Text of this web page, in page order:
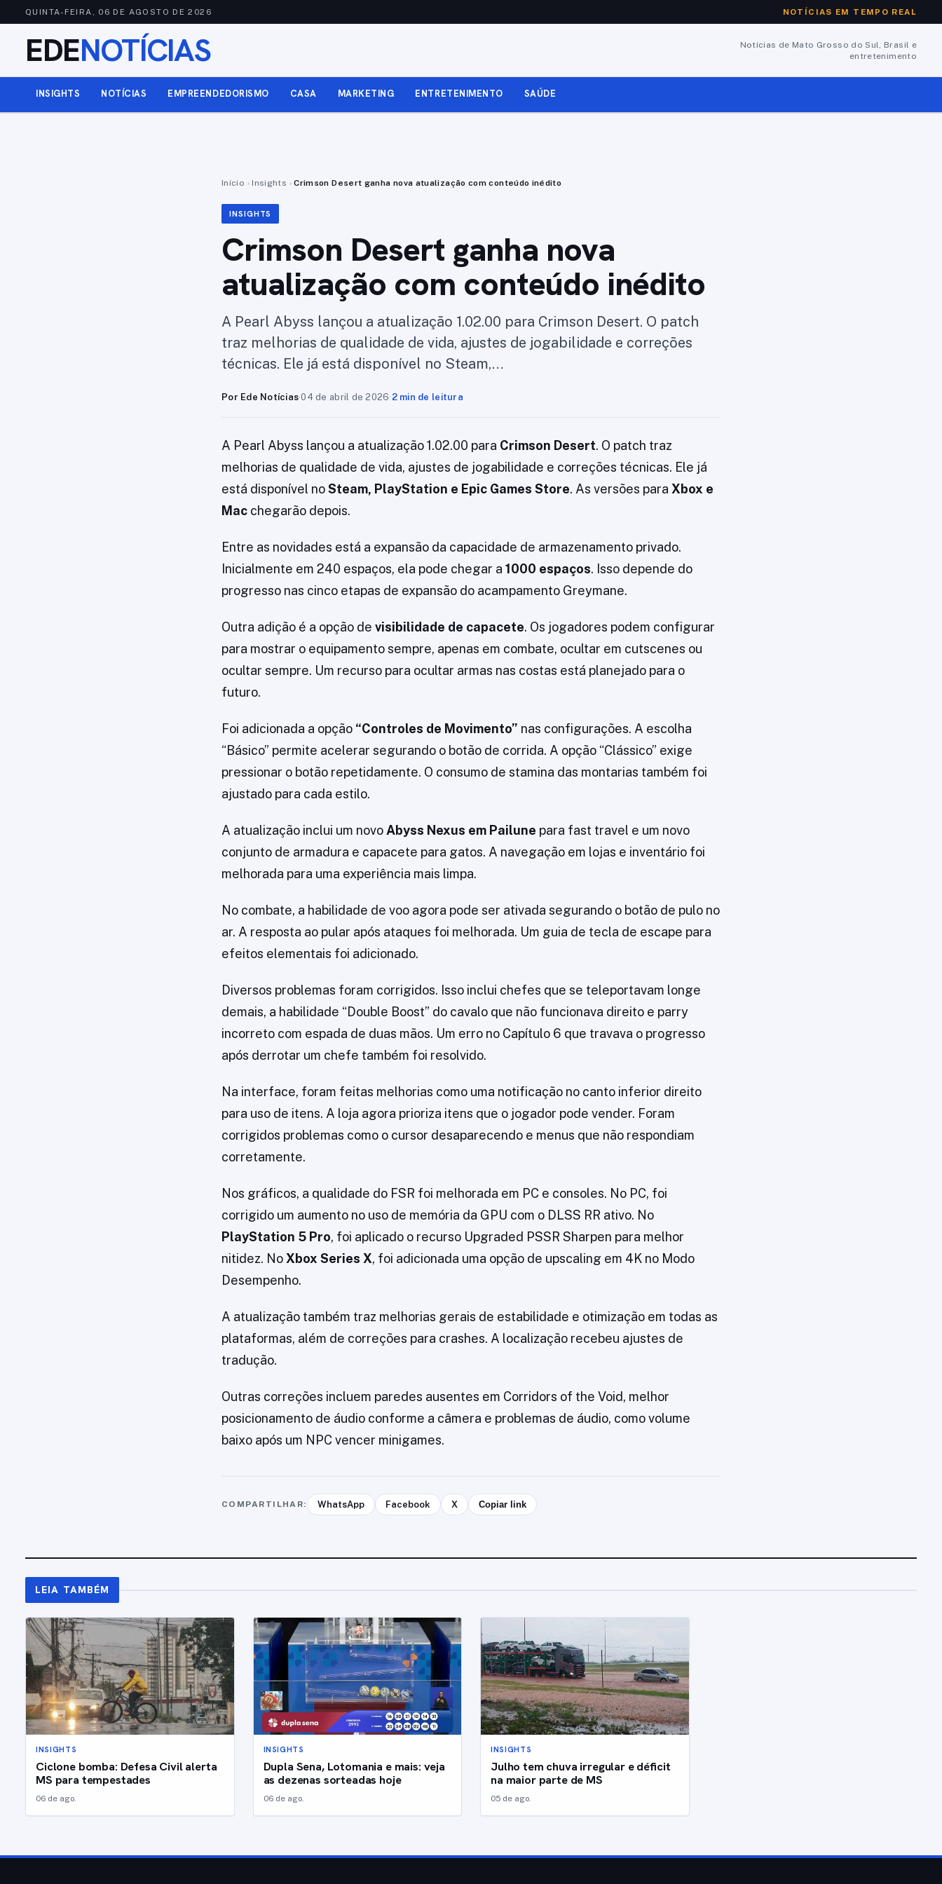
QUINTA-FEIRA, 06 DE AGOSTO DE 2026 NOTÍCIAS EM TEMPO REAL
EDENOTÍCIAS
Notícias de Mato Grosso do Sul, Brasil e
entretenimento
INSIGHTS NOTÍCIAS EMPREENDEDORISMO CASA MARKETING ENTRETENIMENTO SAÚDE
Início › Insights › Crimson Desert ganha nova atualização com conteúdo inédito
INSIGHTS
Crimson Desert ganha nova
atualização com conteúdo inédito
A Pearl Abyss lançou a atualização 1.02.00 para Crimson Desert. O patch
traz melhorias de qualidade de vida, ajustes de jogabilidade e correções
técnicas. Ele já está disponível no Steam,…
Por Ede Notícias·04 de abril de 2026· 2 min de leitura
A Pearl Abyss lançou a atualização 1.02.00 para Crimson Desert. O patch traz
melhorias de qualidade de vida, ajustes de jogabilidade e correções técnicas. Ele já
está disponível noSteam, PlayStation e Epic Games Store. As versões para Xbox e
Mac chegarão depois.
Entre as novidades está a expansão da capacidade de armazenamento privado.
Inicialmente em 240 espaços, ela pode chegar a 1000 espaços. Isso depende do
progresso nas cinco etapas de expansão do acampamento Greymane.
Outra adição é a opção de visibilidade de capacete. Os jogadores podem configurar
para mostrar o equipamento sempre, apenas em combate, ocultar em cutscenes ou
ocultar sempre. Um recurso para ocultar armas nas costas está planejado para o
futuro.
Foi adicionada a opção “Controles de Movimento” nas configurações. A escolha
“Básico” permite acelerar segurando o botão de corrida. A opção “Clássico” exige
pressionar o botão repetidamente. O consumo de stamina das montarias também foi
ajustado para cada estilo.
A atualização inclui um novo Abyss Nexus em Pailune para fast travel e um novo
conjunto de armadura e capacete para gatos. A navegação em lojas e inventário foi
melhorada para uma experiência mais limpa.
No combate, a habilidade de voo agora pode ser ativada segurando o botão de pulo no
ar. A resposta ao pular após ataques foi melhorada. Um guia de tecla de escape para
efeitos elementais foi adicionado.
Diversos problemas foram corrigidos. Isso inclui chefes que se teleportavam longe
demais, a habilidade “Double Boost” do cavalo que não funcionava direito e parry
incorreto com espada de duas mãos. Um erro no Capítulo 6 que travava o progresso
após derrotar um chefe também foi resolvido.
Na interface, foram feitas melhorias como uma notificação no canto inferior direito
para uso de itens. A loja agora prioriza itens que o jogador pode vender. Foram
corrigidos problemas como o cursor desaparecendo e menus que não respondiam
corretamente.
Nos gráficos, a qualidade do FSR foi melhorada em PC e consoles. No PC, foi
corrigido um aumento no uso de memória da GPU com o DLSS RR ativo. No
PlayStation 5 Pro, foi aplicado o recurso Upgraded PSSR Sharpen para melhor
nitidez. NoXbox Series X, foi adicionada uma opção de upscaling em 4K no Modo
Desempenho.
A atualização também traz melhorias gerais de estabilidade e otimização em todas as
plataformas, além de correções para crashes. A localização recebeu ajustes de
tradução.
Outras correções incluem paredes ausentes em Corridors of the Void, melhor
posicionamento de áudio conforme a câmera e problemas de áudio, como volume
baixo após um NPC vencer minigames.
COMPARTILHAR: WhatsApp Facebook X Copiar link
LEIA TAMBÉM
INSIGHTS
Ciclone bomba: Defesa Civil alerta
MS para tempestades
06 de ago.
INSIGHTS
Dupla Sena, Lotomania e mais: veja
as dezenas sorteadas hoje
06 de ago.
INSIGHTS
Julho tem chuva irregular e déficit
na maior parte de MS
05 de ago.